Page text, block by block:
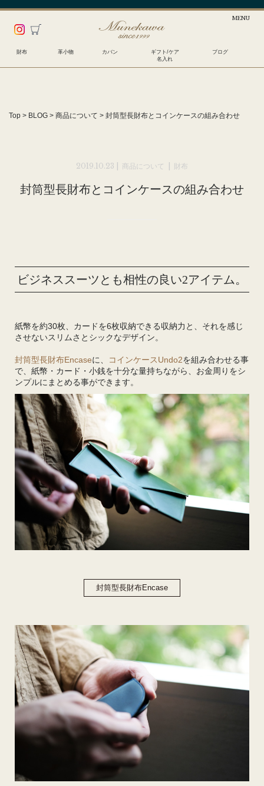
財布 革小物 カバン
ギフト/ケア
名入れ
ブログ
Top > BLOG > 商品について > 封筒型長財布とコインケースの組み合わせ
2019.10.23 | 商品について 財布
封筒型長財布とコインケースの組み合わせ
ビジネススーツとも相性の良い2アイテム。
紙幣を約30枚、カードを6枚収納できる収納力と、それを感じ
させないスリムさとシックなデザイン。
封筒型長財布Encaseに、 コインケースUndo2を組み合わせる事
で、紙幣・カード・小銭を十分な量持ちながら、お金周りをシ
ンプルにまとめる事ができます。
封筒型長財布Encase